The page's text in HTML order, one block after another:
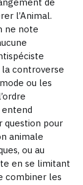
l’Animal.
ne note
controverse
ou les
question pour
animale
ou au
en se limitant
combiner les